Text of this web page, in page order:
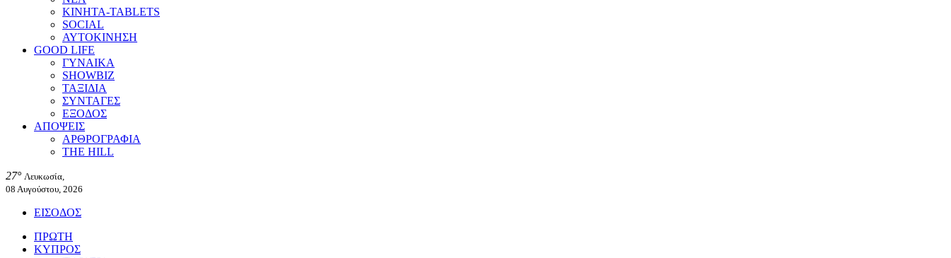
ΚΙΝΗΤΑ-TABLETS
SOCIAL
ΑΥΤΟΚΙΝΗΣΗ
GOOD LIFE
ΓΥΝΑΙΚΑ
SHOWBIZ
ΤΑΞΙΔΙΑ
ΣΥΝΤΑΓΕΣ
ΕΞΟΔΟΣ
ΑΠΟΨΕΙΣ
ΑΡΘΡΟΓΡΑΦΙΑ
THE HILL
27° Λευκωσία,
08 Αυγούστου, 2026
ΕΙΣΟΔΟΣ
ΠΡΩΤΗ
ΚΥΠΡΟΣ